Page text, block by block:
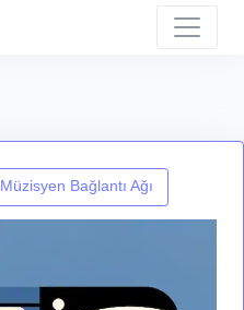
Müzisyen Bağlantı Ağı